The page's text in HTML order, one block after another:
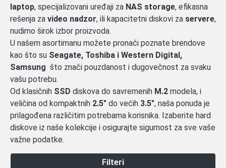
laptop, specijalizovani uređaji za NAS storage, efikasna
rešenja za video nadzor, ili kapacitetni diskovi za servere,
nudimo širok izbor proizvoda.
U našem asortimanu možete pronaći poznate brendove
kao što su Seagate, Toshiba i Western Digital,
Samsung što znači pouzdanost i dugovečnost za svaku
vašu potrebu.
Od klasičnih SSD diskova do savremenih M.2 modela, i
veličina od kompaktnih 2.5" do većih 3.5", naša ponuda je
prilagođena različitim potrebama korisnika. Izaberite hard
diskove iz naše kolekcije i osigurajte sigurnost za sve vaše
važne podatke.
Filteri